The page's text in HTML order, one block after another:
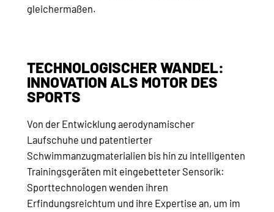
gleichermaßen.
TECHNOLOGISCHER WANDEL:
INNOVATION ALS MOTOR DES
SPORTS
Von der Entwicklung aerodynamischer
Laufschuhe und patentierter
Schwimmanzugmaterialien bis hin zu intelligenten
Trainingsgeräten mit eingebetteter Sensorik:
Sporttechnologen wenden ihren
Erfindungsreichtum und ihre Expertise an, um im